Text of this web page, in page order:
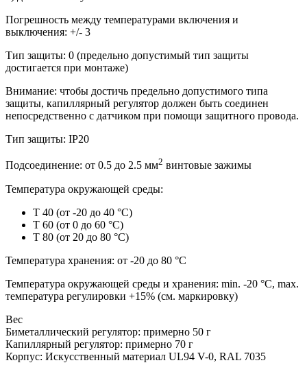
Погрешность между температурами включения и
выключения: +/- 3
Тип защиты: 0 (предельно допустимый тип защиты
достигается при монтаже)
Внимание: чтобы достичь предельно допустимого типа
защиты, капиллярный регулятор должен быть соединен
непосредственно с датчиком при помощи защитного провода.
Тип защиты: IP20
Подсоединение: от 0.5 до 2.5 мм2 винтовые зажимы
Температура окружающей среды:
Т 40 (от -20 до 40 °С)
Т 60 (от 0 до 60 °С)
Т 80 (от 20 до 80 °С)
Температура хранения: от -20 до 80 °С
Температура окружающей среды и хранения: min. -20 °С, max.
температура регулировки +15% (см. маркировку)
Вес
Биметаллический регулятор: примерно 50 г
Капиллярный регулятор: примерно 70 г
Корпус: Искусственный материал UL94 V-0, RAL 7035